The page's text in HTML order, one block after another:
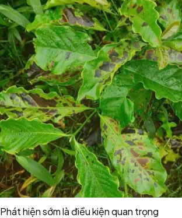
Phát hiện sớm là điều kiện quan trọng